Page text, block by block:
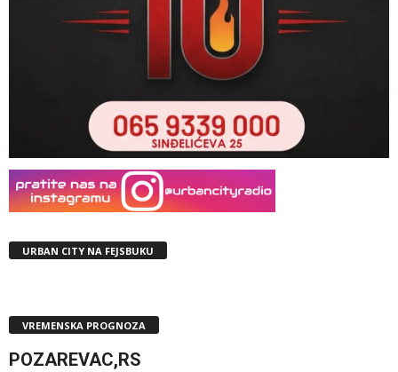
URBAN CITY NA FEJSBUKU
VREMENSKA PROGNOZA
POZAREVAC,RS